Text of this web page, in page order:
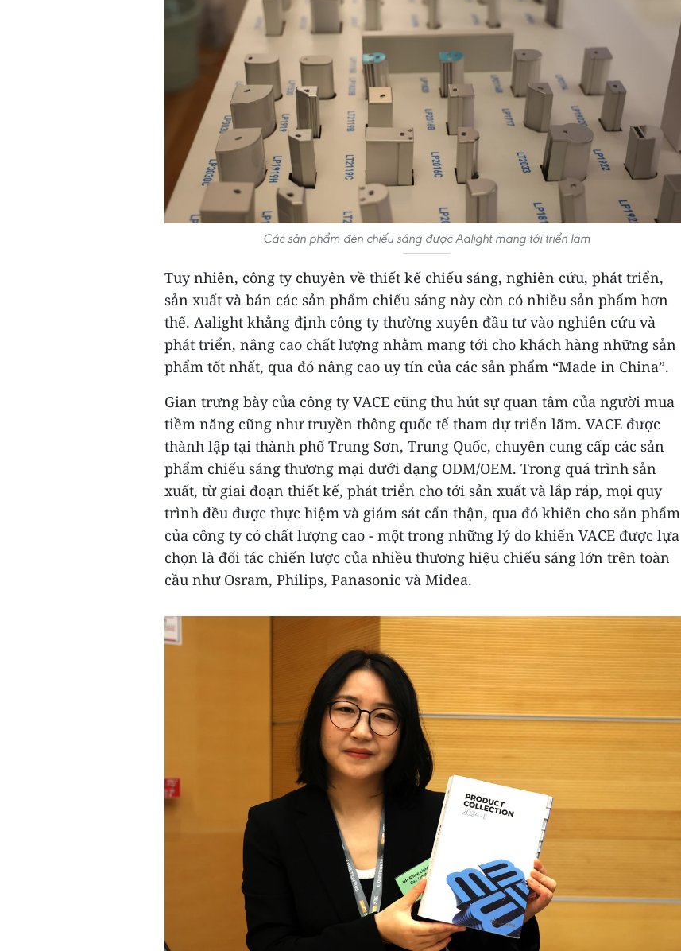
Các sản phẩm đèn chiếu sáng được Aalight mang tới triển lãm
Tuy nhiên, công ty chuyên về thiết kế chiếu sáng, nghiên cứu, phát triển,
sản xuất và bán các sản phẩm chiếu sáng này còn có nhiều sản phẩm hơn
thế. Aalight khẳng định công ty thường xuyên đầu tư vào nghiên cứu và
phát triển, nâng cao chất lượng nhằm mang tới cho khách hàng những sản
phẩm tốt nhất, qua đó nâng cao uy tín của các sản phẩm “Made in China”.
Gian trưng bày của công ty VACE cũng thu hút sự quan tâm của người mua
tiềm năng cũng như truyền thông quốc tế tham dự triển lãm. VACE được
thành lập tại thành phố Trung Sơn, Trung Quốc, chuyên cung cấp các sản
phẩm chiếu sáng thương mại dưới dạng ODM/OEM. Trong quá trình sản
xuất, từ giai đoạn thiết kế, phát triển cho tới sản xuất và lắp ráp, mọi quy
trình đều được thực hiệm và giám sát cẩn thận, qua đó khiến cho sản phẩm
của công ty có chất lượng cao - một trong những lý do khiến VACE được lựa
chọn là đối tác chiến lược của nhiều thương hiệu chiếu sáng lớn trên toàn
cầu như Osram, Philips, Panasonic và Midea.